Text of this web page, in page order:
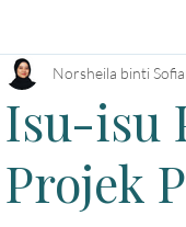
Isu-isu
Projek
Norsheila binti